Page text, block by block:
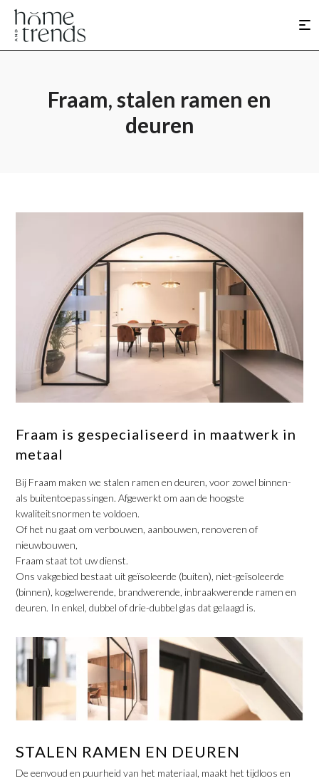
Fraam, stalen ramen en
deuren
Fraam is gespecialiseerd in maatwerk in
metaal
Bij Fraam maken we stalen ramen en deuren, voor zowel binnen-
als buitentoepassingen. Afgewerkt om aan de hoogste
kwaliteitsnormen te voldoen. ​
Of het nu gaat om verbouwen, aanbouwen, renoveren of
nieuwbouwen,
Fraam staat tot uw dienst.
Ons vakgebied bestaat uit geïsoleerde (buiten), niet-geïsoleerde
(binnen), kogelwerende, brandwerende, inbraakwerende ramen en
deuren. In enkel, dubbel of drie-dubbel glas dat gelaagd is.
STALEN RAMEN EN DEUREN
De eenvoud en puurheid van het materiaal, maakt het tijdloos en